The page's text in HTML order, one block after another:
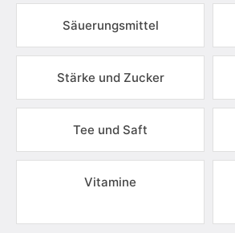
Säuerungsmittel
Stärke und Zucker
Tee und Saft
Vitamine